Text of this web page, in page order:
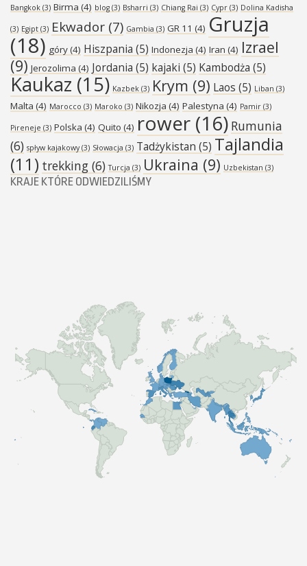
Bangkok (3) Birma (4) blog (3) Bsharri (3) Chiang Rai (3) Cypr (3) Dolina Kadisha
(3) Egipt (3) Ekwador (7) Gambia (3) GR 11 (4) Gruzja
(18) góry(4) Hiszpania (5) Indonezja (4) Iran (4) Izrael
(9) Jerozolima (4) Jordania (5) kajaki (5) Kambodża (5)
Kaukaz (15) Kazbek (3) Krym (9) Laos (5) Liban (3)
Malta (4) Marocco (3) Maroko (3) Nikozja (4) Palestyna (4) Pamir (3)
Pireneje (3) Polska (4) Quito (4) rower (16) Rumunia
(6) spływ kajakowy(3) Słowacja (3) Tadżykistan (5) Tajlandia
(11) trekking (6) Turcja (3) Ukraina (9) Uzbekistan (3)
KRAJE KTÓRE ODWIEDZILIŚMY